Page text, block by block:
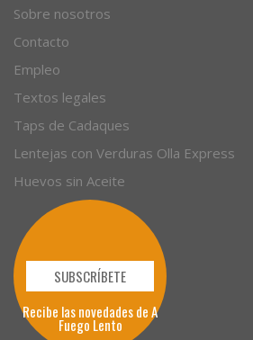
Sobre nosotros
Contacto
Empleo
Textos legales
Taps de Cadaques
Lentejas con Verduras Olla Express
Huevos sin Aceite
SUBSCRÍBETE
Recibe las novedades de A
Fuego Lento